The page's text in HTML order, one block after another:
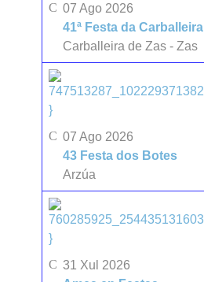
07 Ago 2026
41ª Festa da Carballeira
Carballeira de Zas - Zas
}
07 Ago 2026
43 Festa dos Botes
Arzúa
}
31 Xul 2026